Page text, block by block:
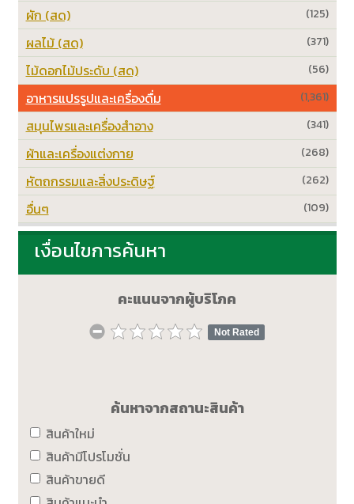
(125)
ผัก (สด)
(371)
ผลไม้ (สด)
(56)
ไม้ดอกไม้ประดับ (สด)
(1,361)
อาหารแปรรูปและเครื่องดื่ม
(341)
สมุนไพรและเครื่องสำอาง
(268)
ผ้าและเครื่องแต่งกาย
(262)
หัตถกรรมและสิ่งประดิษฐ์
(109)
อื่นๆ
เงื่อนไขการค้นหา
คะแนนจากผู้บริโภค
Not Rated
ค้นหาจากสถานะสินค้า
สินค้าใหม่
สินค้ามีโปรโมชั่น
สินค้าขายดี